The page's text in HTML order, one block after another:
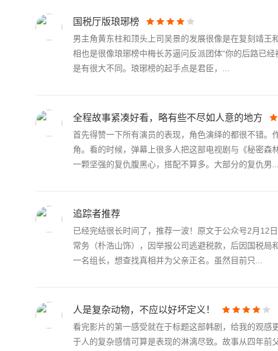
国税厅版琅琊榜
男主角黄东柱和顶头上司吴景的发展很像是在复刻靖王
相也是很像琅琊榜中梅长苏逼问反派团体“你的后路已
是有很大不同。琅琊榜的起手点是君臣，...
全程故事紧凑好看，略有些不尽如人意的地方
首先得赞一下所有演员的表现，角色演绎的都很不错
角。看的时候，弹幕上很多人把这部电视剧与《秘密
一颗坚强的复仇腹黑心，搭配不算多。大部分的复仇男...
追踪者推荐
已经完结很长时间了，推荐一波！原文于公众号2月12
常务（朴浩山饰），因举报公司逃避税款，后因国税
一名组长，想查找真相并为父亲正名。虽然目前只...
人是复杂动物，不应以好坏定义！
看完影片的第一感受就在于标题这部韩剧，给我的观
于人的复杂感情可算是表现的淋漓尽致。故事从四年